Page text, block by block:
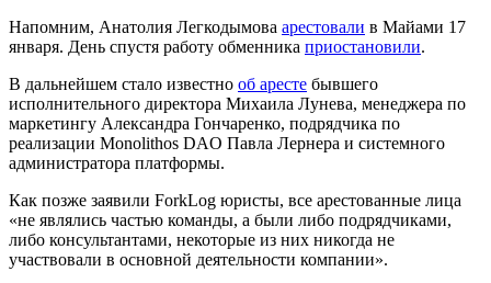
Напомним, Анатолия Легкодымова арестовали в Майами 17
января. День спустя работу обменника приостановили.
В дальнейшем стало известно об аресте бывшего
исполнительного директора Михаила Лунева, менеджера по
маркетингу Александра Гончаренко, подрядчика по
реализации Monolithos DAO Павла Лернера и системного
администратора платформы.
Как позже заявили ForkLog юристы, все арестованные лица
«не являлись частью команды, а были либо подрядчиками,
либо консультантами, некоторые из них никогда не
участвовали в основной деятельности компании».